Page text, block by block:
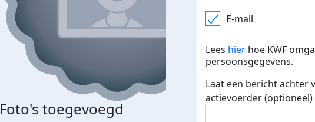
Foto's toegevoegd E-mails
Bij 500 euro aan
je je speciale KWF
E-mail
Lees hier hoe KWF
persoonsgegevens.
Laat een bericht achter
actievoerder (optioneel)